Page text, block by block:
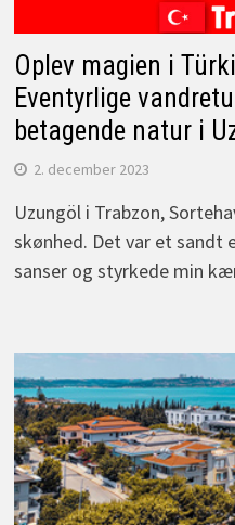
Oplev magien i
Eventyrlige
betagende natur i
2. december 2023
Uzungöl i Trabzon,
skønhed. Det var et sandt
sanser og styrkede min